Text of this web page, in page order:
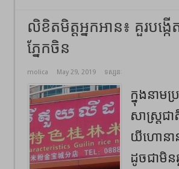
លិខិតមិត្តអ្នកអាន៖ គួរបង្កើ
ភ្នែកចិន
molica May 29, 2019 ទស្សនៈ
ក្នុងនាម
សាស្ត្រជ
យីហោ​នា
ដូចជាមិន